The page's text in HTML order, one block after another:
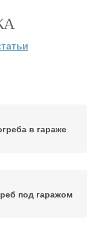
в гараже
под гаражом